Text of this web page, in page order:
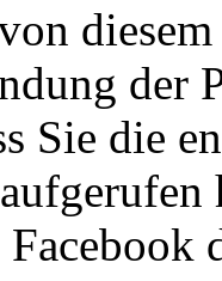
der
Sie die